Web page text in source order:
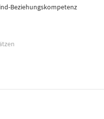
Beziehungskompetenz